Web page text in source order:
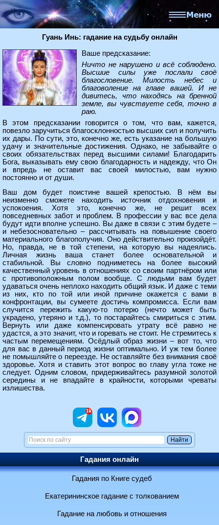
Гуань Инь: гадание на судьбу онлайн
Ваше предсказание:
Ничто не нарушено и всё соблюдено.
Высшие силы уже послали своё
благословение. Милость небес и
благоволение на главе вашей. И не
дивитесь, что находясь на бренной
земле, вы чувствуете себя, точно в
раю.
В этом предсказании говорится о том, что вам, кажется,
повезло заручиться благосклонностью высших сил и получить
их дары. По сути, это, конечно же, есть указание на большую
удачу и значительные достижения. Однако, не забывайте о
своих обязательствах перед высшими силами! Благодарить
Бога, выказывать ему свою благодарность и надежду, что Он
и впредь не оставит вас своей милостью, вам нужно
постоянно и от души.
Ваш дом будет поистине вашей крепостью. В нём вы
неизменно сможете находить источник отдохновения и
успокоения. Хотя это, конечно же, не решит всех
повседневных забот и проблем. В профессии у вас все дела
будут идти вполне успешно. Вы даже в связи с этим будете –
и небезосновательно – рассчитывать на повышение своего
материального благополучия. Оно действительно произойдёт.
Но, правда, не в той степени, на которую вы надеялись.
Личная жизнь ваша станет более основательной и
стабильной. Вы словно подниметесь на более высокий
качественный уровень в отношениях со своим партнёром или
с противоположным полом вообще. С людьми вам будет
удаваться очень неплохо находить общий язык. И даже с теми
из них, кто по той или иной причине окажется с вами в
конфронтации, вы сумеете достичь компромисса. Если вам
случится пережить какую-то потерю (нечто может быть
украдено, утеряно и т.д.), то постарайтесь смириться с этим.
Вернуть или даже компенсировать утрату всё равно не
удастся, а это значит, что и горевать не стоит. Не стремитесь к
частым перемещениям. Осёдлый образ жизни – вот то, что
для вас в данный период жизни оптимально. И уж тем более
не помышляйте о переезде. Не оставляйте без внимания своё
здоровье. Хотя и ставить этот вопрос во главу угла тоже не
следует. Одним словом, придерживайтесь разумной золотой
середины и не впадайте в крайности, которыми чреваты
излишества.
Гадания онлайн
Гадания по Книге судеб
Екатерининское гадание с толкованием
Гадание на любовь и отношения